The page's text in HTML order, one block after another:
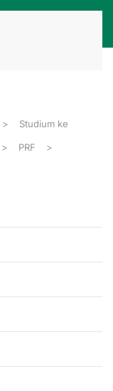
Studium ke
PRF